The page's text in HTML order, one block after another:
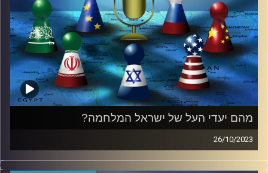
קרדיט תמונות:המכון למדיניות ואסטרטגיה
מהם יעדי העל של ישראל המלחמה?
26/10/2023
בהשתתפות אלוף (מיל.) עמוס גלעד, ראש המכון למדיניות